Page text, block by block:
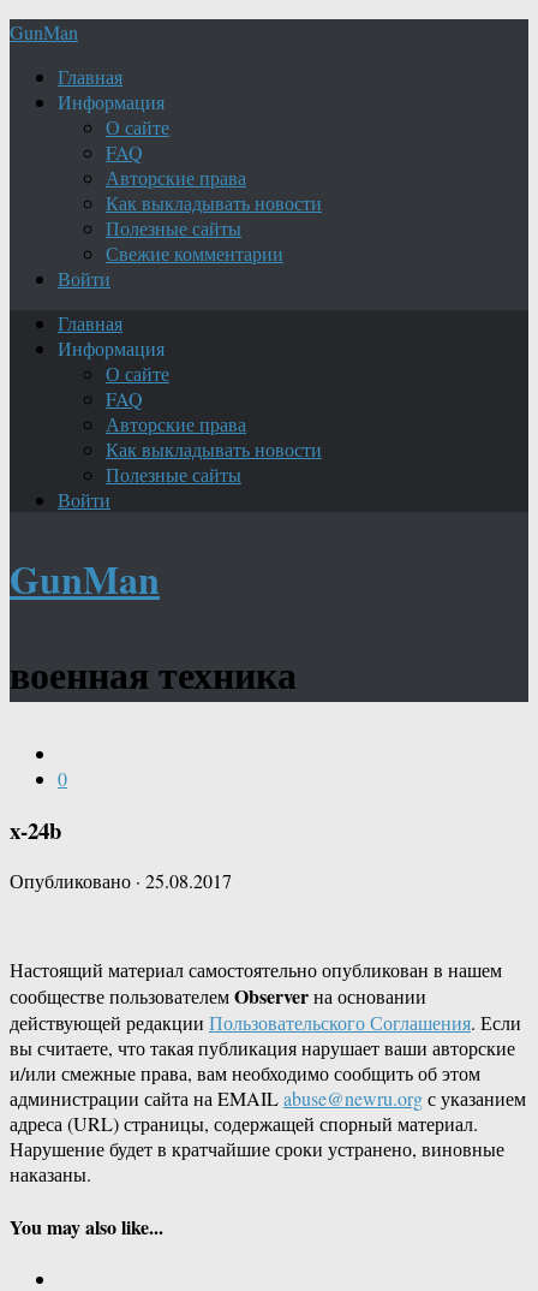
GunMan
Главная
Информация
О сайте
FAQ
Авторские права
Как выкладывать новости
Полезные сайты
Свежие комментарии
Войти
Главная
Информация
О сайте
FAQ
Авторские права
Как выкладывать новости
Полезные сайты
Войти
GunMan
военная техника
0
x-24b
Опубликовано · 25.08.2017
Настоящий материал самостоятельно опубликован в нашем
сообществе пользователемObserverна основании
действующей редакции Пользовательского Соглашения. Если
вы считаете, что такая публикация нарушает ваши авторские
и/или смежные права, вам необходимо сообщить об этом
администрации сайта на EMAILabuse@newru.orgс указанием
адреса (URL) страницы, содержащей спорный материал.
Нарушение будет в кратчайшие сроки устранено, виновные
наказаны.
You may also like...